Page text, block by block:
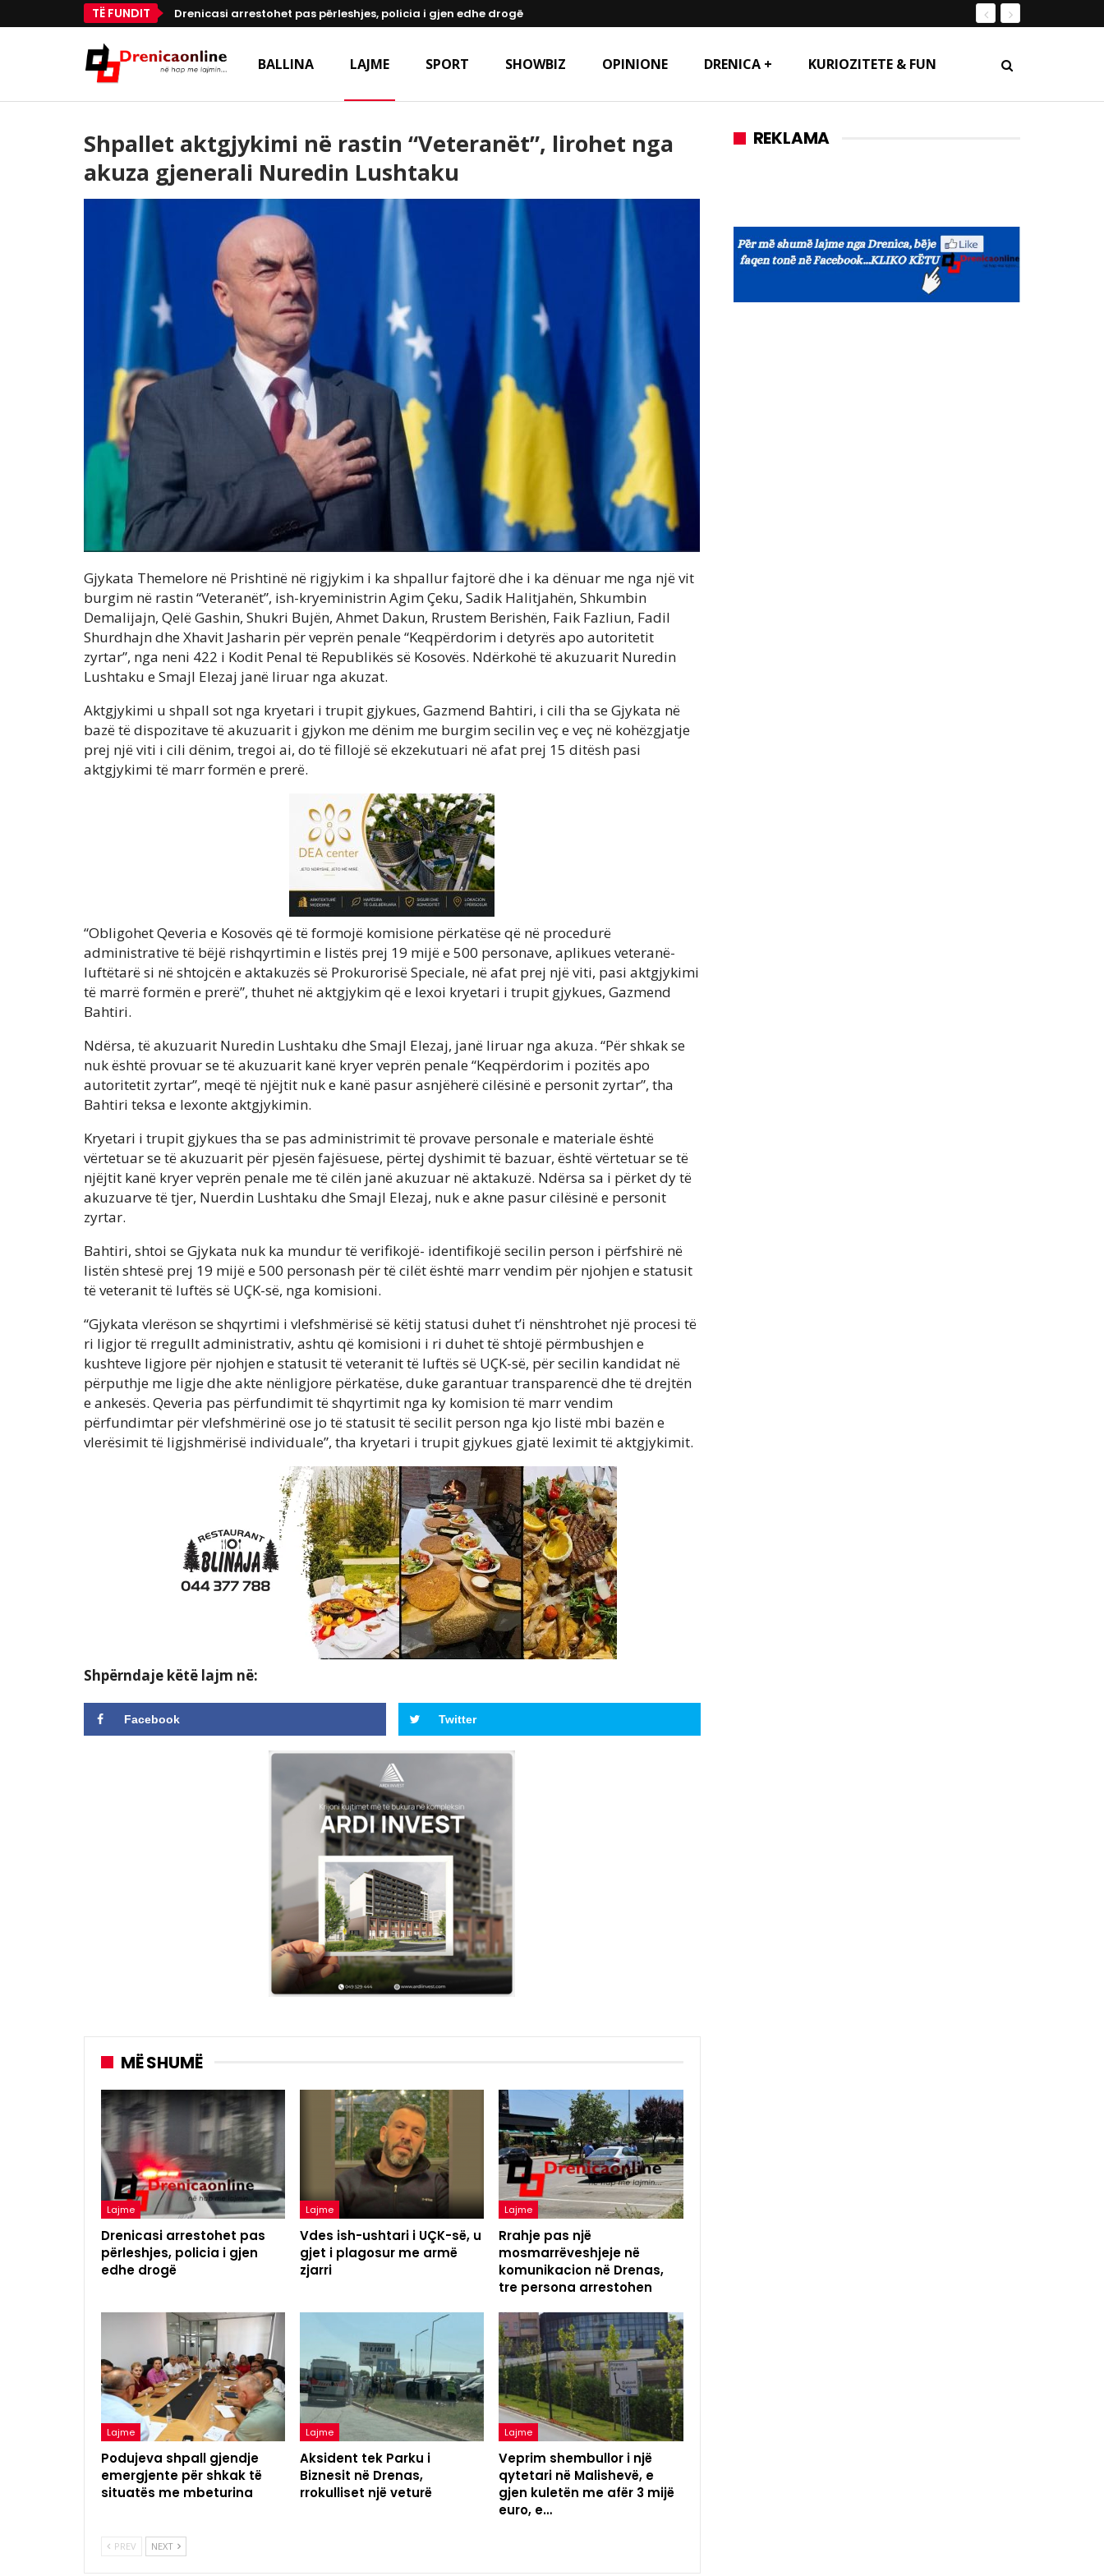
TË FUNDIT Drenicasi arrestohet pas përleshjes, policia i gjen edhe drogë
BALLINA LAJME SPORT SHOWBIZ OPINIONE DRENICA + KURIOZITETE & FUN
Shpallet aktgjykimi në rastin “Veteranët”, lirohet nga
akuza gjenerali Nuredin Lushtaku
Gjykata Themelore në Prishtinë në rigjykim i ka shpallur fajtorë dhe i ka dënuar me nga një vit
burgim në rastin “Veteranët”, ish-kryeministrin Agim Çeku, Sadik Halitjahën, Shkumbin
Demalijajn, Qelë Gashin, Shukri Bujën, Ahmet Dakun, Rrustem Berishën, Faik Fazliun, Fadil
Shurdhajn dhe Xhavit Jasharin për veprën penale “Keqpërdorim i detyrës apo autoritetit
zyrtar”, nga neni 422 i Kodit Penal të Republikës së Kosovës. Ndërkohë të akuzuarit Nuredin
Lushtaku e Smajl Elezaj janë liruar nga akuzat.
Aktgjykimi u shpall sot nga kryetari i trupit gjykues, Gazmend Bahtiri, i cili tha se Gjykata në
bazë të dispozitave të akuzuarit i gjykon me dënim me burgim secilin veç e veç në kohëzgjatje
prej një viti i cili dënim, tregoi ai, do të fillojë së ekzekutuari në afat prej 15 ditësh pasi
aktgjykimi të marr formën e prerë.
“Obligohet Qeveria e Kosovës që të formojë komisione përkatëse që në procedurë
administrative të bëjë rishqyrtimin e listës prej 19 mijë e 500 personave, aplikues veteranë-
luftëtarë si në shtojcën e aktakuzës së Prokurorisë Speciale, në afat prej një viti, pasi aktgjykimi
të marrë formën e prerë”, thuhet në aktgjykim që e lexoi kryetari i trupit gjykues, Gazmend
Bahtiri.
Ndërsa, të akuzuarit Nuredin Lushtaku dhe Smajl Elezaj, janë liruar nga akuza. “Për shkak se
nuk është provuar se të akuzuarit kanë kryer veprën penale “Keqpërdorim i pozitës apo
autoritetit zyrtar”, meqë të njëjtit nuk e kanë pasur asnjëherë cilësinë e personit zyrtar”, tha
Bahtiri teksa e lexonte aktgjykimin.
Kryetari i trupit gjykues tha se pas administrimit të provave personale e materiale është
vërtetuar se të akuzuarit për pjesën fajësuese, përtej dyshimit të bazuar, është vërtetuar se të
njëjtit kanë kryer veprën penale me të cilën janë akuzuar në aktakuzë. Ndërsa sa i përket dy të
akuzuarve të tjer, Nuerdin Lushtaku dhe Smajl Elezaj, nuk e akne pasur cilësinë e personit
zyrtar.
Bahtiri, shtoi se Gjykata nuk ka mundur të verifikojë- identifikojë secilin person i përfshirë në
listën shtesë prej 19 mijë e 500 personash për të cilët është marr vendim për njohjen e statusit
të veteranit të luftës së UÇK-së, nga komisioni.
“Gjykata vlerëson se shqyrtimi i vlefshmërisë së këtij statusi duhet t’i nënshtrohet një procesi të
ri ligjor të rregullt administrativ, ashtu që komisioni i ri duhet të shtojë përmbushjen e
kushteve ligjore për njohjen e statusit të veteranit të luftës së UÇK-së, për secilin kandidat në
përputhje me ligje dhe akte nënligjore përkatëse, duke garantuar transparencë dhe të drejtën
e ankesës. Qeveria pas përfundimit të shqyrtimit nga ky komision të marr vendim
përfundimtar për vlefshmërinë ose jo të statusit të secilit person nga kjo listë mbi bazën e
vlerësimit të ligjshmërisë individuale”, tha kryetari i trupit gjykues gjatë leximit të aktgjykimit.
Shpërndaje këtë lajm në:
Facebook Twitter
MË SHUMË
Lajme
Drenicasi arrestohet pas
përleshjes, policia i gjen
edhe drogë
Lajme
Vdes ish-ushtari i UÇK-së, u
gjet i plagosur me armë
zjarri
Lajme
Rrahje pas një
mosmarrëveshjeje në
komunikacion në Drenas,
tre persona arrestohen
Lajme
Podujeva shpall gjendje
emergjente për shkak të
situatës me mbeturina
Lajme
Aksident tek Parku i
Biznesit në Drenas,
rrokulliset një veturë
Lajme
Veprim shembullor i një
qytetari në Malishevë, e
gjen kuletën me afër 3 mijë
euro, e…
PREV NEXT
REKLAMA